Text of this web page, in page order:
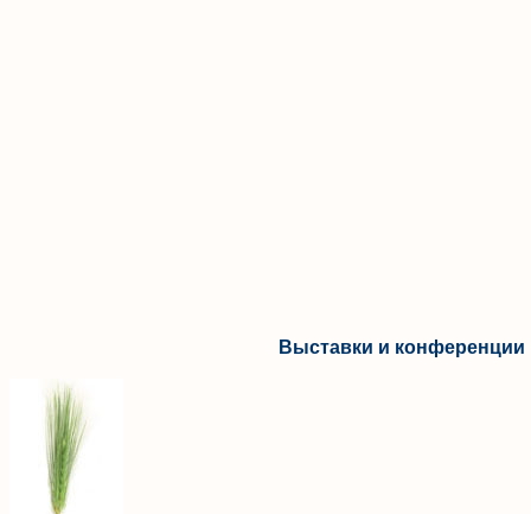
Выставки и конференции